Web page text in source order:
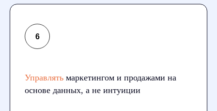
Управлять маркетингом и продажами на
основе данных, а не интуиции